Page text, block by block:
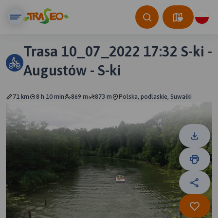
Trasa 10_07_2022 17:32 S-ki -
Augustów - S-ki
71 km 8 h 10 min 869 m 873 m Polska, podlaskie, Suwałki